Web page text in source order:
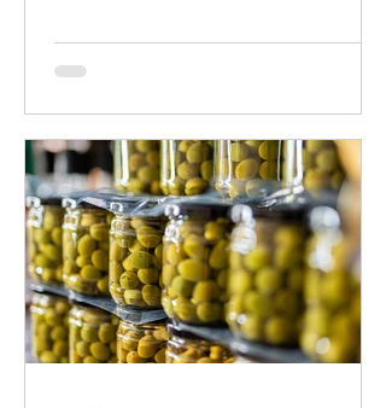
natječaj za INT 1.2. "Potpora za razvoj i
očuvanje održive poljoprivredne
potencijalnim korisnicima. Prijave za
sudjelovanje nisu potrebne. ​ LOKACIJA
ODRŽAVANJA: Grad Vodnjan-Dignano,
Trgovačka 2 -VJENČANA SALA
DATUM I VRIJEME: 18. LIPNJA 2026.
GODINE (ČETVRTAK